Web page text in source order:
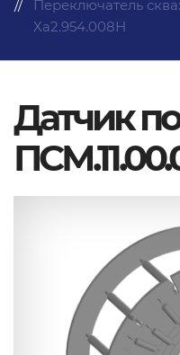
Переключатель
Ха2.954.008Н
Датчик